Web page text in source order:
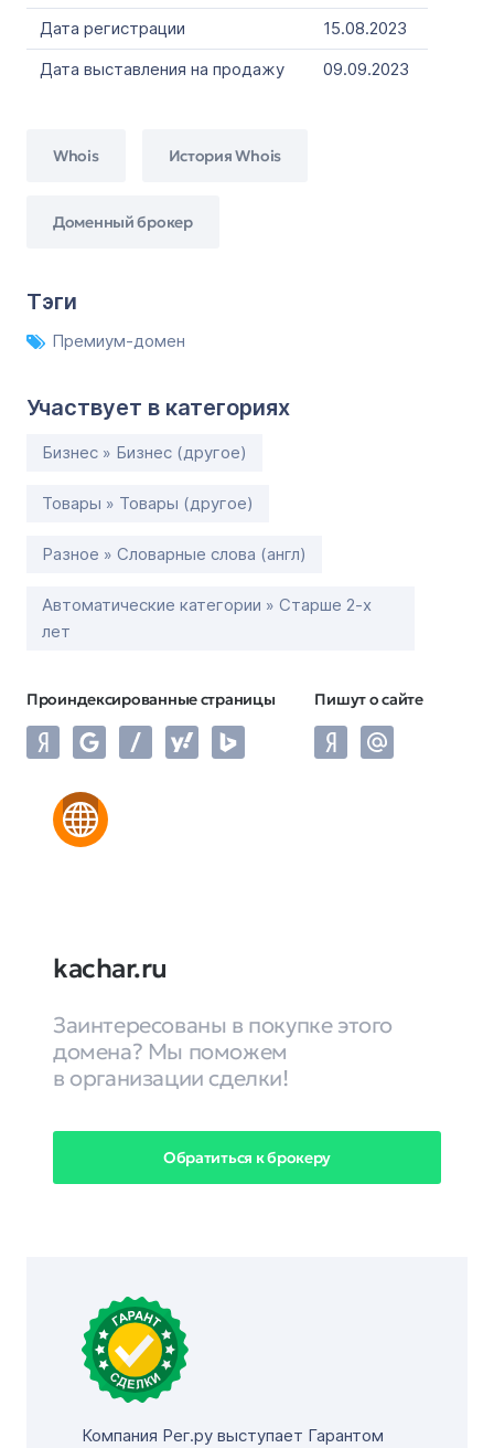
Дата регистрации
15.08.2023
Дата выставления на продажу
09.09.2023
Whois История Whois
Доменный брокер
Тэги
Премиум-домен
Участвует в категориях
Бизнес » Бизнес (другое)
Товары » Товары (другое)
Разное » Словарные слова (англ)
Автоматические категории » Старше 2-х
лет
Проиндексированные страницы Пишут о сайте
kachar.ru
Заинтересованы в покупке этого
домена? Мы поможем
в организации сделки!
Обратиться к брокеру
Компания Рег.ру выступает Гарантом